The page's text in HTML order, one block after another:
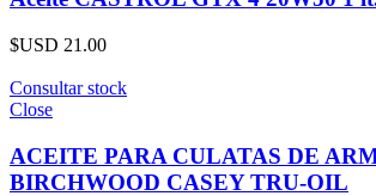
$USD 21.00
Consultar stock
Close
ACEITE PARA CULATAS DE
BIRCHWOOD CASEY TRU-OIL